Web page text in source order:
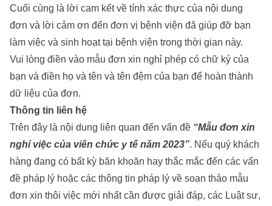
Cuối cùng là lời cam kết về tính xác thực của nội dung
đơn và lời cảm ơn đến đơn vị bệnh viện đã giúp đỡ bạn
làm việc và sinh hoạt tại bệnh viện trong thời gian này.
Vui lòng điền vào mẫu đơn xin nghỉ phép có chữ ký của
bạn và điền họ và tên và tên đệm của bạn để hoàn thành
dữ liệu của đơn.
Thông tin liên hệ
Trên đây là nội dung liên quan đến vấn đề “Mẫu đơn xin
nghỉ việc của viên chức y tế năm 2023”. Nếu quý khách
hàng đang có bất kỳ băn khoăn hay thắc mắc đến các vấn
đề pháp lý hoặc các thông tin pháp lý về soạn thảo mẫu
đơn xin thôi việc mới nhấtcần được giải đáp, các Luật sư,